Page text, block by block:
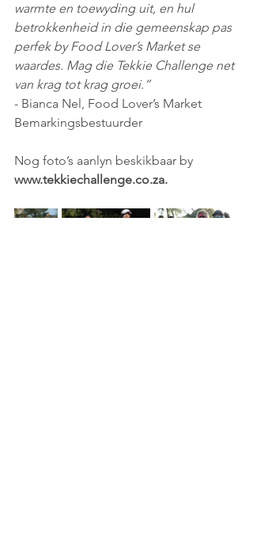
warmte en toewyding uit, en hul
betrokkenheid in die gemeenskap pas
perfek by Food Lover’s Market se
waardes. Mag die Tekkie Challenge net
van krag tot krag groei.”
- Bianca Nel, Food Lover’s Market
Bemarkingsbestuurder
Nog foto’s aanlyn beskikbaar by
www.tekkiechallenge.co.za.